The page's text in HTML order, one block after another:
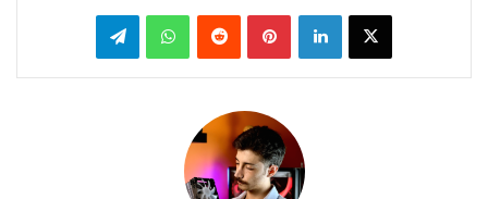
X لینکدین ‫پین‌ترست‫رددیت واتس آپ تلگرام